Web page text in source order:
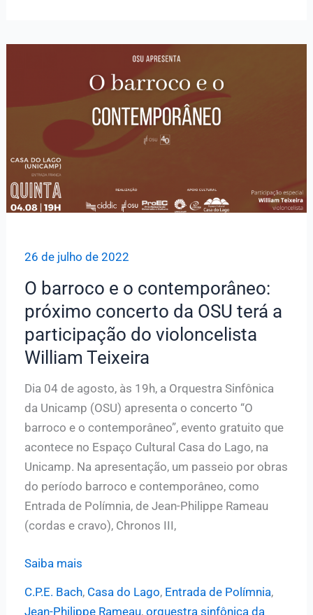
Unicamp
26 de julho de 2022
O barroco e o contemporâneo:
próximo concerto da OSU terá a
participação do violoncelista
William Teixeira
Dia 04 de agosto, às 19h, a Orquestra Sinfônica
da Unicamp (OSU) apresenta o concerto “O
barroco e o contemporâneo”, evento gratuito que
acontece no Espaço Cultural Casa do Lago, na
Unicamp. Na apresentação, um passeio por obras
do período barroco e contemporâneo, como
Entrada de Polímnia, de Jean-Philippe Rameau
(cordas e cravo), Chronos III,
O
Saiba mais
C.P.E. Bach, Casa do Lago, Entrada de Polímnia,
Jean-Philippe Rameau, orquestra sinfônica da